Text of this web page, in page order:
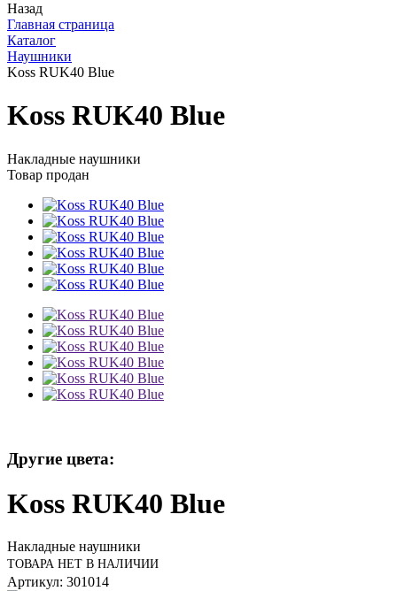
Назад
Главная страница
Каталог
Наушники
Koss RUK40 Blue
Koss RUK40 Blue
Накладные наушники
Товар продан
Другие цвета:
Koss RUK40 Blue
Накладные наушники
ТОВАРА НЕТ В НАЛИЧИИ
Артикул: 301014